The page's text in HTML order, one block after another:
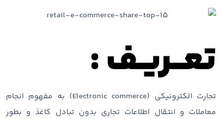
تعــریـف :
تجارت الکترونیکی (Electronic commerce) به مفهوم انجام
معاملات و انتقال اطلاعات تجاری بدون تبادل کاغذ و بطور